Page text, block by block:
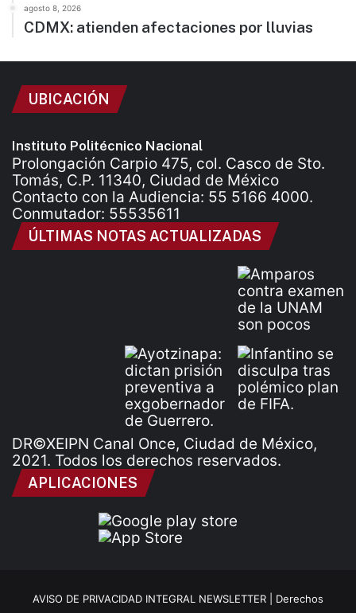
agosto 8, 2026
CDMX: atienden afectaciones por lluvias
UBICACIÓN
Instituto Politécnico Nacional
Prolongación Carpio 475, col. Casco de Sto.
Tomás, C.P. 11340, Ciudad de México
Contacto con la Audiencia: 55 5166 4000.
Conmutador: 55535611
ÚLTIMAS NOTAS ACTUALIZADAS
DR©XEIPN Canal Once, Ciudad de México,
2021. Todos los derechos reservados.
APLICACIONES
AVISO DE PRIVACIDAD INTEGRAL NEWSLETTER | Derechos